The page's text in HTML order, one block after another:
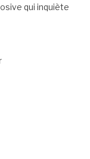
qui inquiète